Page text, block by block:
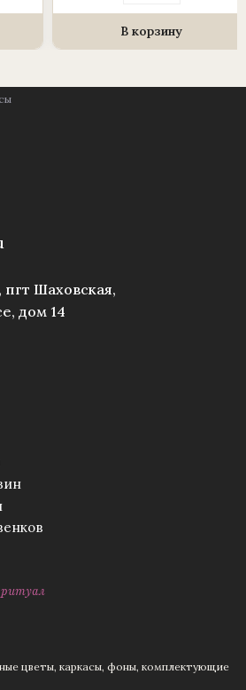
в
букете
мелкая
ветки,
В корзину
пгт Шаховская,
дом 14
цветы, каркасы, фоны, комплектующие